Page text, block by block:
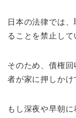
日本の法律では
ることを禁止して
そのため、債権
者が家に押しかけ
もし深夜や早朝